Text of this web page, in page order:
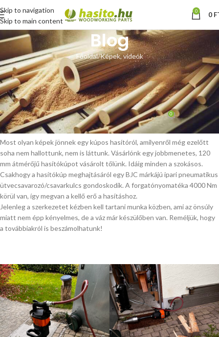
Skip to navigation
Skip to main content
0 0
Blog
Főoldal Képek, videók
KÉPEK, VIDEÓK
120 mm-es hasítókúp
pneumatikus csavarkulcson
Hoffmann Zsolt Be november 8, 2025 0
Most olyan képek jönnek egy kúpos hasítóról, amilyenről még ezelőtt
soha nem hallottunk, nem is láttunk. Vásárlónk egy jobbmenetes, 120
mm átmérőjű hasítókúpot vásárolt tőlünk. Idáig minden a szokásos.
Csakhogy a hasítókúp meghajtásáról egy BJC márkájú ipari pneumatikus
ütvecsavarozó/csavarkulcs gondoskodik. A forgatónyomatéka 4000 Nm
körül van, így megvan a kellő erő a hasításhoz.
Jelenleg a szerkezetet kézben kell tartani munka közben, ami az önsúly
miatt nem épp kényelmes, de a váz már készülőben van. Reméljük, hogy
a továbbiakról is beszámolhatunk!